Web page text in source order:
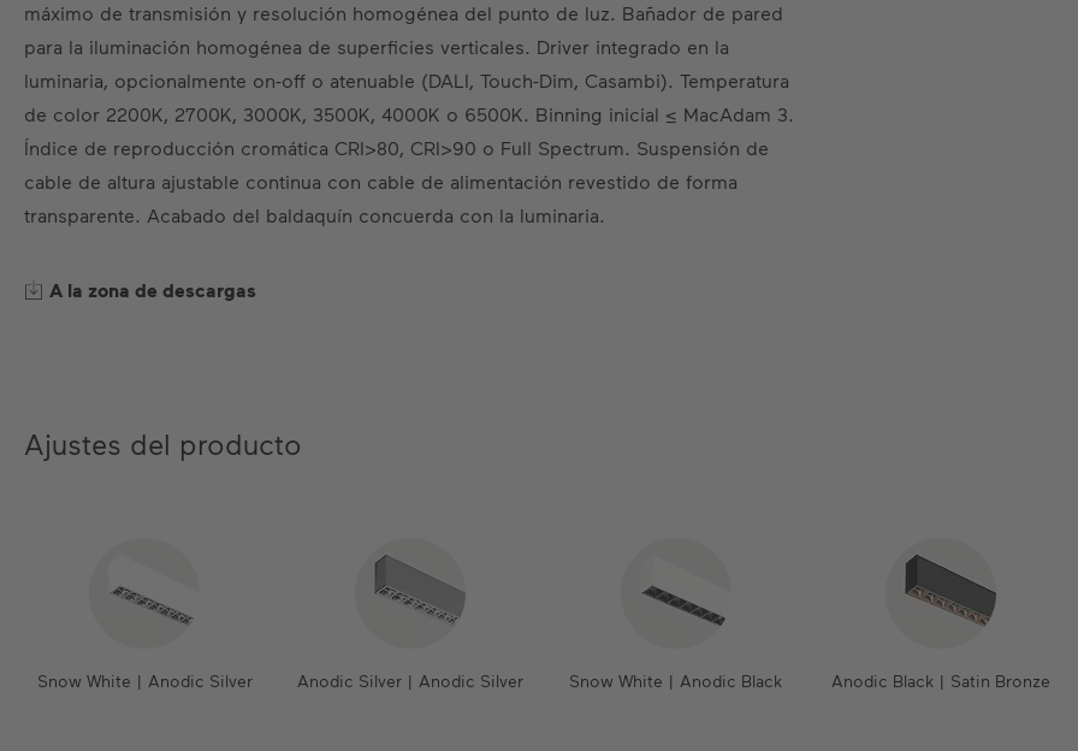
máximo de transmisión y resolución homogénea del punto de luz. Bañador de pared
para la iluminación homogénea de superficies verticales. Driver integrado en la
luminaria, opcionalmente on-off o atenuable (DALI, Touch-Dim, Casambi). Temperatura
de color 2200K, 2700K, 3000K, 3500K, 4000K o 6500K. Binning inicial ≤ MacAdam 3.
Índice de reproducción cromática CRI>80, CRI>90 o Full Spectrum. Suspensión de
cable de altura ajustable continua con cable de alimentación revestido de forma
transparente. Acabado del baldaquín concuerda con la luminaria.
A la zona de descargas
Ajustes del producto
Snow White | Anodic Silver Anodic Silver | Anodic Silver Snow White | Anodic Black Anodic Black | Satin Bronze